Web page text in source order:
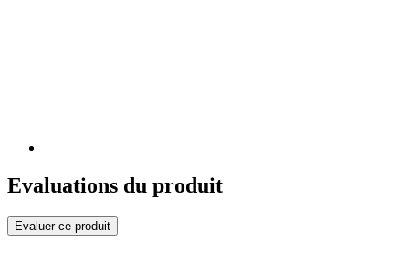
Evaluations du produit
Evaluer ce produit